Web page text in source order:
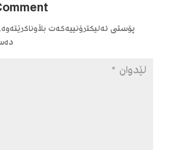
پۆستی ئەلیکترۆنییەکەت بڵاوناکرێتەوە.